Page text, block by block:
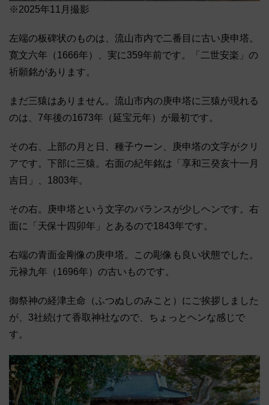
※2025年11月撮影
左端の板碑状のものは、流山市内で二番目に古い庚申塔。
寛文六年（1666年）、実に359年前です。「二世安楽」の
祈願銘があります。
まだ三猿はありません。流山市内の庚申塔に三猿が現れる
のは、7年後の1673年（延宝元年）が最初です。
その右、上部の月と日、種子ウーン、庚申塔の文字がクリ
アです。下部に三猿。右面の紀年銘は「享和三癸亥十一月
吉日」、1803年。
その右。庚申塔という文字のバランスが少しヘンです。右
面に「天保十四卯年」とあるので1843年です。
右端の青面金剛像の庚申塔。この彫像も良い状態でした。
元禄九年（1696年）の古いものです。
御祭神の経津主命（ふつぬしのみこと）にご挨拶しました
が、3社続けて香取神社なので、ちょっとヘンな感じで
す。